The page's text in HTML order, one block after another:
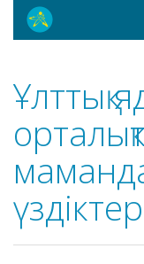
Ұлттық